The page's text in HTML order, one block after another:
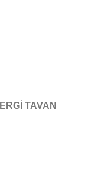
TAVAN